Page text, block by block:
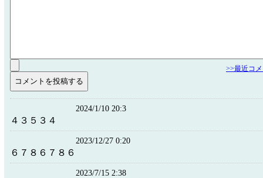
>>最近コ
2024/1/10 20:3
４３５３４
2023/12/27 0:20
６７８６７８６
2023/7/15 2:38